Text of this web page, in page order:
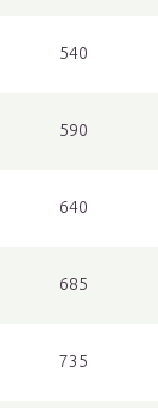
540
590
640
685
735